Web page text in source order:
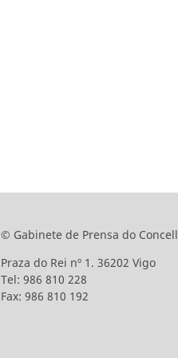
© Gabinete de Prensa do
Praza do Rei nº 1. 36202 Vigo
Tel: 986 810 228
Fax: 986 810 192